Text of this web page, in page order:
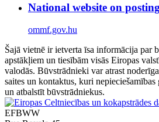
National website on posting
ommf.gov.hu
Šajā vietnē ir ietverta īsa informācija par
apstākļiem un tiesībām visās Eiropas
valodās. Būvstrādnieki var atrast
saites un kontaktus, kuri
un atbalstīt būvstrādniekus.
EFBWW